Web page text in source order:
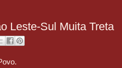
Leste-Sul Muita Treta